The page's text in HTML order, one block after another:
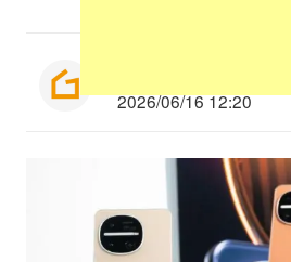
2026/06/16 12:20